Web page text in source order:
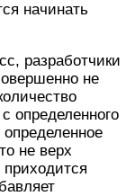
начинать
разработчики
не
определенного
не верх